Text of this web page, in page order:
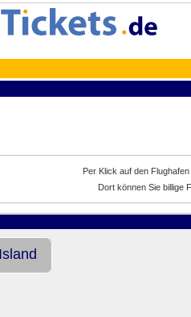
Per Klick auf den Flughafen
Dort können Sie billige